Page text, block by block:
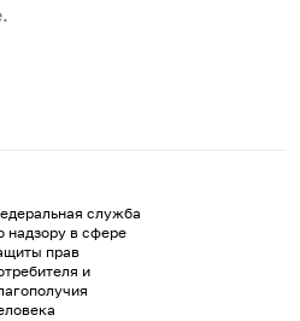
служба
надзору в сфере
прав
и